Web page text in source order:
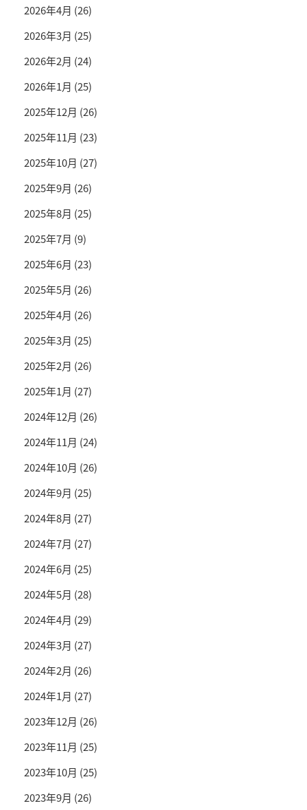
2026年4月 (26)
2026年3月 (25)
2026年2月 (24)
2026年1月 (25)
2025年12月 (26)
2025年11月 (23)
2025年10月 (27)
2025年9月 (26)
2025年8月 (25)
2025年7月 (9)
2025年6月 (23)
2025年5月 (26)
2025年4月 (26)
2025年3月 (25)
2025年2月 (26)
2025年1月 (27)
2024年12月 (26)
2024年11月 (24)
2024年10月 (26)
2024年9月 (25)
2024年8月 (27)
2024年7月 (27)
2024年6月 (25)
2024年5月 (28)
2024年4月 (29)
2024年3月 (27)
2024年2月 (26)
2024年1月 (27)
2023年12月 (26)
2023年11月 (25)
2023年10月 (25)
2023年9月 (26)